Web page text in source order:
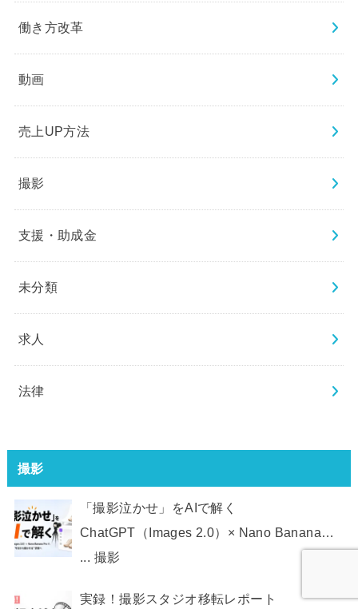
働き方改革
動画
売上UP方法
撮影
支援・助成金
未分類
求人
法律
撮影
「撮影泣かせ」をAIで解く
ChatGPT（Images 2.0）× Nano Banana
Pro で、 EC画像制作を“今日から動かせ
撮影
実録！撮影スタジオ移転レポート